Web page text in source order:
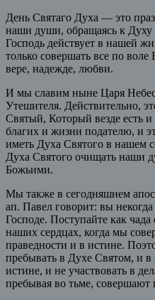
День Святаго Духа — это
наши души, обращаясь к Духу
Господь действует в нашей
только совершать все по воле
вере, надежде, любви.
И мы славим ныне Царя
Утешителя. Действительно,
Святый, Который везде есть
благих и жизни подателю, и
иметь Духа Святого в нашем
Духа Святого очищать наши
Божьими.
Мы также в сегодняшнем
ап. Павел говорит: вы
Господе. Поступайте как чада
наших сердцах, когда мы
праведности и в истине.
пребывать в Духе Святом, и в
истине, и не участвовать в
пребывая во тьме, совершают